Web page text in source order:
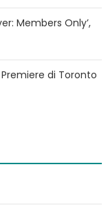
Members Only’,
Premiere di Toronto